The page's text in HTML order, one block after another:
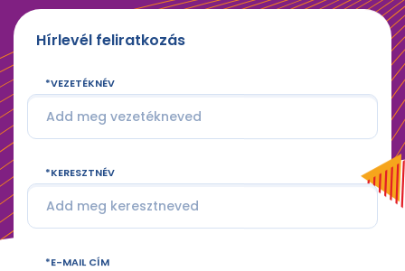
Hírlevél feliratkozás
VEZETÉKNÉV
KERESZTNÉV
E-MAIL CÍM